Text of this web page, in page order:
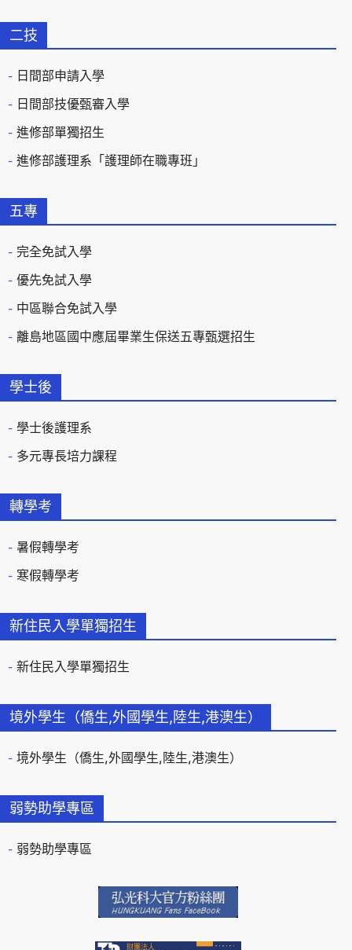
二技
日間部申請入學
日間部技優甄審入學
進修部單獨招生
進修部護理系「護理師在職專班」
五專
完全免試入學
優先免試入學
中區聯合免試入學
離島地區國中應屆畢業生保送五專甄選招生
學士後
學士後護理系
多元專長培力課程
轉學考
暑假轉學考
寒假轉學考
新住民入學單獨招生
新住民入學單獨招生
境外學生（僑生,外國學生,陸生,港澳生）
境外學生（僑生,外國學生,陸生,港澳生）
弱勢助學專區
弱勢助學專區